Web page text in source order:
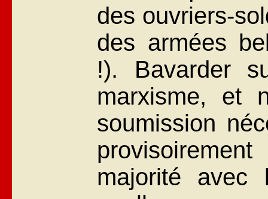
des ouvriers-
des armées
!). Bavarder
marxisme, et
soumission
majorité avec